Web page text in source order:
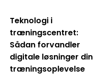
Teknologi i
træningscentret:
Sådan forvandler
digitale løsninger din
træningsoplevelse